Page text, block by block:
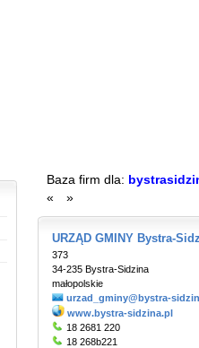
Baza firm dla:
«
»
URZĄD GMINY Bystra-
373
34-235 Bystra-Sidzina
małopolskie
urzad_gminy@bystra-
www.bystra-sidzina.pl
18 2681 220
18 268b221